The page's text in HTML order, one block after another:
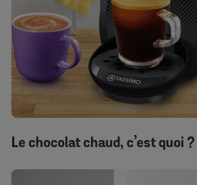
Le chocolat chaud, c’est quoi ?